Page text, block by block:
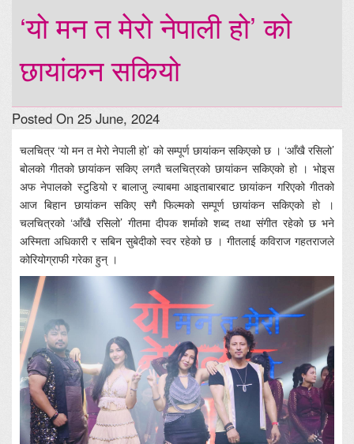
‘यो मन त मेरो नेपाली हो’ को
छायांकन सकियो
Posted On 25 June, 2024
चलचित्र ‘यो मन त मेरो नेपाली हो’ को सम्पूर्ण छायांकन सकिएको छ । ‘आँखै रसिलो’
बोलको गीतको छायांकन सकिए लगतै चलचित्रको छायांकन सकिएको हो । भोइस
अफ नेपालको स्टुडियो र बालाजु ल्याबमा आइताबारबाट छायांकन गरिएको गीतको
आज बिहान छायांकन सकिए सगै फिल्मको सम्पूर्ण छायांकन सकिएको हो ।
चलचित्रको ‘आँखै रसिलो’ गीतमा दीपक शर्माको शब्द तथा संगीत रहेको छ भने
अस्मिता अधिकारी र सबिन सुबेदीको स्वर रहेको छ । गीतलाई कविराज गहतराजले
कोरियोग्राफी गरेका हुन् ।